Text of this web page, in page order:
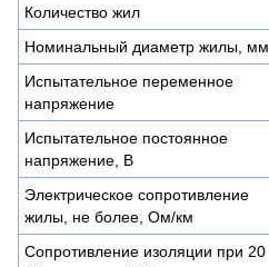
Количество жил
Номинальный диаметр жилы, мм
Испытательное переменное
напряжение
Испытательное постоянное
напряжение, В
Электрическое сопротивление
жилы, не более, Ом/км
Сопротивление изоляции при 20